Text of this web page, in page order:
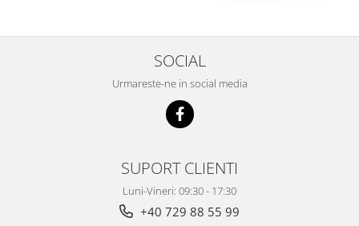
SOCIAL
Urmareste-ne in social media
SUPORT CLIENTI
Luni-Vineri: 09:30 - 17:30
+40 729 88 55 99